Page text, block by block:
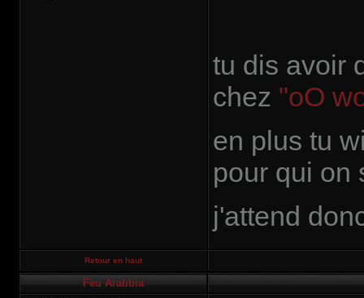
tu dis avoir
chez "oO
en plus tu
pour qui on
j'attend
Retour en haut
Feu Arabbia